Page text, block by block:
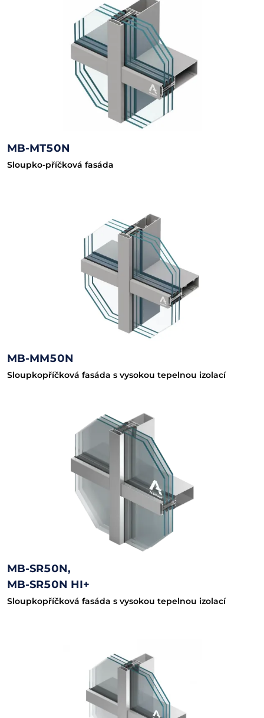
MB-MT50N
Sloupko-příčková fasáda
MB-MM50N
Sloupkopříčková fasáda s vysokou tepelnou izolací
MB-SR50N,
MB-SR50N HI+
Sloupkopříčková fasáda s vysokou tepelnou izolací